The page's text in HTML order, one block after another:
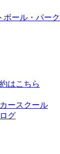
はこちら
ースクール
グ